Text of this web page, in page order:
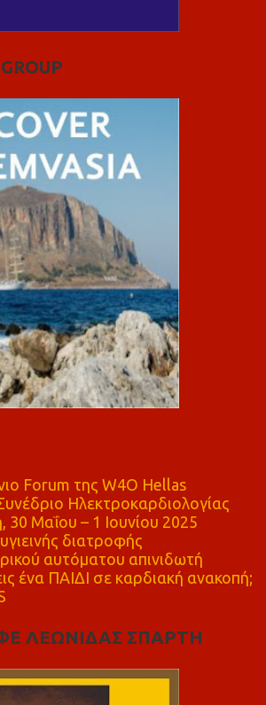
Forum της W4O Hellas
Ηλεκτροκαρδιολογίας
30 Μαΐου – 1 Ιουνίου 2025
διατροφής
αυτόματου απινιδωτή
ένα ΠΑΙΔΙ σε καρδιακή ανακοπή;
ΛΕΩΝΙΔΑΣ ΣΠΑΡΤΗ